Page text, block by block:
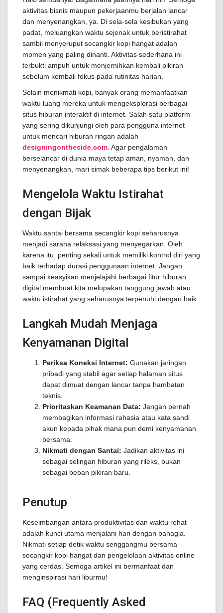
aktivitas bisnis maupun pekerjaanmu berjalan lancar
dan menyenangkan, ya. Di sela-sela kesibukan yang
padat, meluangkan waktu sejenak untuk beristirahat
sambil menyeruput secangkir kopi hangat adalah
momen yang paling dinanti. Aktivitas sederhana ini
terbukti ampuh untuk menjernihkan kembali pikiran
sebelum kembali fokus pada rutinitas harian.
Selain menikmati kopi, banyak orang memanfaatkan
waktu luang mereka untuk mengeksplorasi berbagai
situs hiburan interaktif di internet. Salah satu platform
yang sering dikunjungi oleh para pengguna internet
untuk mencari hiburan ringan adalah
designingontheside.com . Agar pengalaman
berselancar di dunia maya tetap aman, nyaman, dan
menyenangkan, mari simak beberapa tips berikut ini!
Mengelola Waktu Istirahat
dengan Bijak
Waktu santai bersama secangkir kopi seharusnya
menjadi sarana relaksasi yang menyegarkan. Oleh
karena itu, penting sekali untuk memiliki kontrol diri yang
baik terhadap durasi penggunaan internet. Jangan
sampai keasyikan menjelajahi berbagai fitur hiburan
digital membuat kita melupakan tanggung jawab atau
waktu istirahat yang seharusnya terpenuhi dengan baik.
Langkah Mudah Menjaga
Kenyamanan Digital
Periksa Koneksi Internet: Gunakan jaringan
pribadi yang stabil agar setiap halaman situs
dapat dimuat dengan lancar tanpa hambatan
teknis.
Prioritaskan Keamanan Data: Jangan pernah
membagikan informasi rahasia atau kata sandi
akun kepada pihak mana pun demi kenyamanan
bersama.
Nikmati dengan Santai: Jadikan aktivitas ini
sebagai selingan hiburan yang rileks, bukan
sebagai beban pikiran baru.
Penutup
Keseimbangan antara produktivitas dan waktu rehat
adalah kunci utama menjalani hari dengan bahagia.
Nikmati setiap detik waktu senggangmu bersama
secangkir kopi hangat dan pengelolaan aktivitas online
yang cerdas. Semoga artikel ini bermanfaat dan
menginspirasi hari liburmu!
FAQ (Frequently Asked